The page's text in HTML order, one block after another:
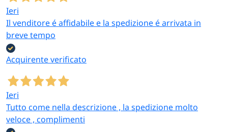
Ieri
Il venditore é affidabile e la spedizione é arrivata in
breve tempo
Acquirente verificato
Ieri
Tutto come nella descrizione , la spedizione molto
veloce , complimenti